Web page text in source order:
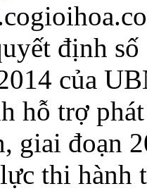
định
của
hỗ trợ
giai đoạn
thi